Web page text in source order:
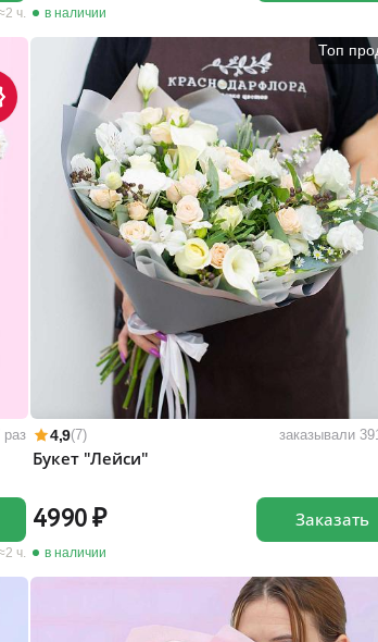
2 ч. в наличии
раз
2 ч.
Топ
4,9(7) заказывали
Букет "Лейси"
4990
в наличии
Заказать